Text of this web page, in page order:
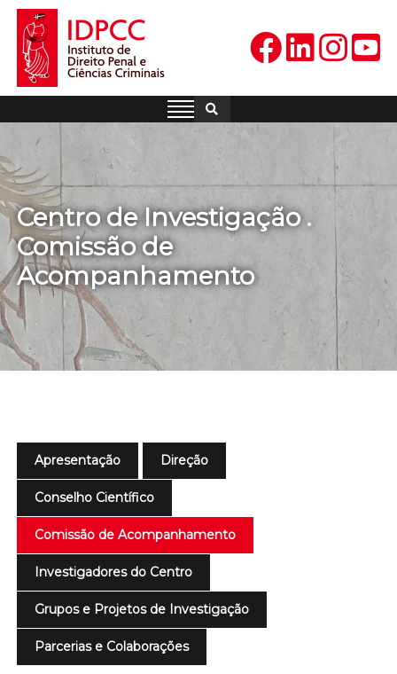
Skip
content
IDPCC
Instituto de Direito Penal e
Centro de Investigação .
Comissão de
Acompanhamento
Apresentação Direção
Conselho Científico
Comissão de Acompanhamento
Investigadores do Centro
Grupos e Projetos de Investigação
Parcerias e Colaborações